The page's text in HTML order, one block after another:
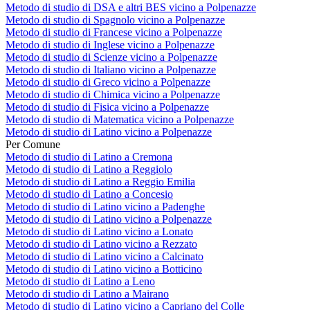
Metodo di studio di DSA e altri BES vicino a Polpenazze
Metodo di studio di Spagnolo vicino a Polpenazze
Metodo di studio di Francese vicino a Polpenazze
Metodo di studio di Inglese vicino a Polpenazze
Metodo di studio di Scienze vicino a Polpenazze
Metodo di studio di Italiano vicino a Polpenazze
Metodo di studio di Greco vicino a Polpenazze
Metodo di studio di Chimica vicino a Polpenazze
Metodo di studio di Fisica vicino a Polpenazze
Metodo di studio di Matematica vicino a Polpenazze
Metodo di studio di Latino vicino a Polpenazze
Per Comune
Metodo di studio di Latino a Cremona
Metodo di studio di Latino a Reggiolo
Metodo di studio di Latino a Reggio Emilia
Metodo di studio di Latino a Concesio
Metodo di studio di Latino vicino a Padenghe
Metodo di studio di Latino vicino a Polpenazze
Metodo di studio di Latino vicino a Lonato
Metodo di studio di Latino vicino a Rezzato
Metodo di studio di Latino vicino a Calcinato
Metodo di studio di Latino vicino a Botticino
Metodo di studio di Latino a Leno
Metodo di studio di Latino a Mairano
Metodo di studio di Latino vicino a Capriano del Colle